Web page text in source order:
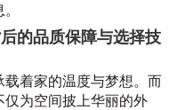
的品质保障与选择技
着家的温度与梦想。而
为空间披上华丽的外